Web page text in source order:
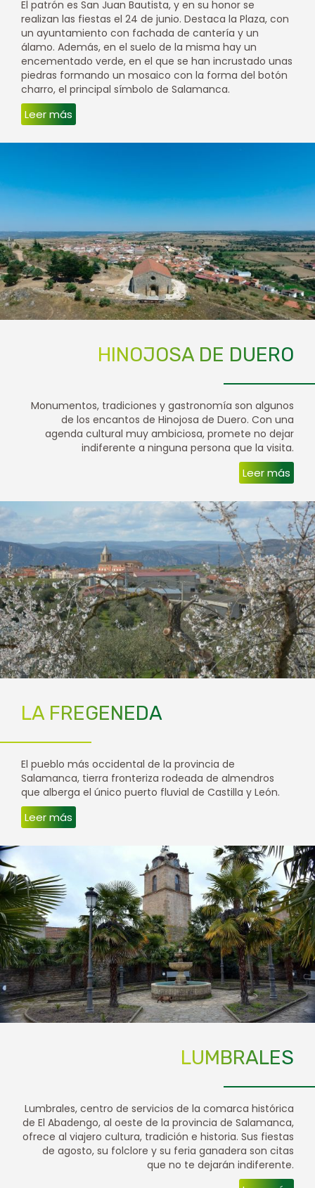
El patrón es San Juan Bautista, y en su honor se
realizan las fiestas el 24 de junio. Destaca la Plaza, con
un ayuntamiento con fachada de cantería y un
álamo. Además, en el suelo de la misma hay un
encementado verde, en el que se han incrustado unas
piedras formando un mosaico con la forma del botón
charro, el principal símbolo de Salamanca.
Leer más
HINOJOSA DE DUERO
Monumentos, tradiciones y gastronomía son algunos
de los encantos de Hinojosa de Duero. Con una
agenda cultural muy ambiciosa, promete no dejar
indiferente a ninguna persona que la visita.
Leer más
LA FREGENEDA
El pueblo más occidental de la provincia de
Salamanca, tierra fronteriza rodeada de almendros
que alberga el único puerto fluvial de Castilla y León.
Leer más
LUMBRALES
Lumbrales, centro de servicios de la comarca histórica
de El Abadengo, al oeste de la provincia de Salamanca,
ofrece al viajero cultura, tradición e historia. Sus fiestas
de agosto, su folclore y su feria ganadera son citas
que no te dejarán indiferente.